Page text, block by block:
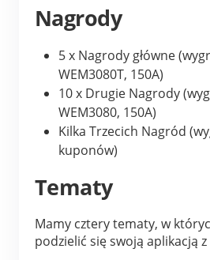
Film instruktażowy
Aktualności
Blog
Centrum współtwórców
Forum
App Store
Eksploruj stronę
Kontakt
O nas
Nagrody
5 x Nagrody główne
WEM3080T, 150A)
10 x Drugie Nagrody
WEM3080, 150A)
Kilka Trzecich Nagród
kuponów)
Tematy
Mamy cztery tematy, w
podzielić się swoją aplikacją z